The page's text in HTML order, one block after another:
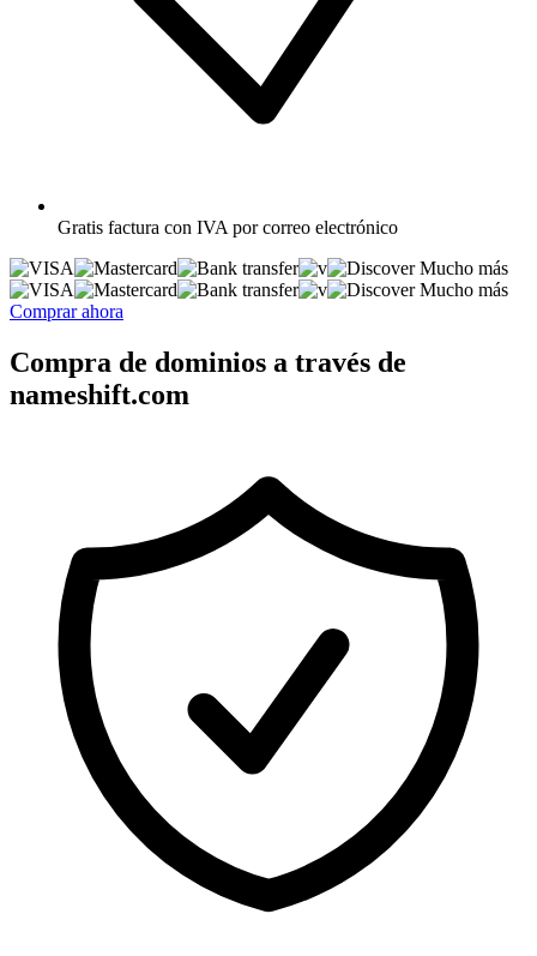
Gratis factura con IVA por correo electrónico
Mucho más
Mucho más
Comprar ahora
Compra de dominios a través de
nameshift.com